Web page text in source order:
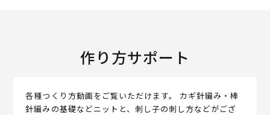
作り方サポート
各種つくり方動画をご覧いただけます。 カギ針編み・棒
針編みの基礎などニットと、刺し子の刺し方などがござ